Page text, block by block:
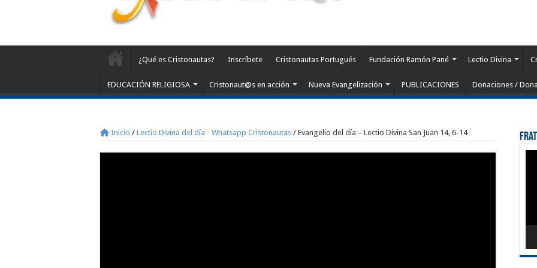
¿Qué es Cristonautas? Inscríbete Cristonautas Portugués Fundación Ramón Pané Lectio Divina
EDUCACIÓN RELIGIOSA Cristonaut@s en acción Nueva Evangelización PUBLICACIONES Donaciones /
Inicio / Lectio Divina del día - Whatsapp Cristonautas / Evangelio del día – Lectio Divina San Juan 14, 6-14